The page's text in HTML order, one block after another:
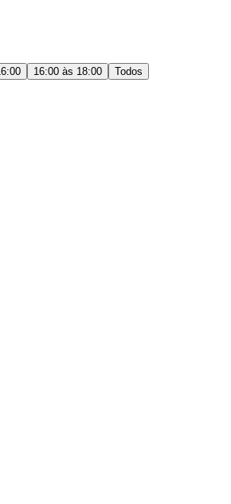
16:00 às 18:00
Todos